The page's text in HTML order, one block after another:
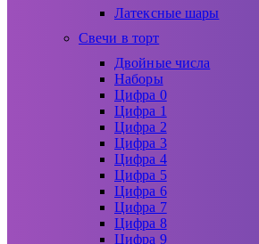
Латексные шары
Свечи в торт
Двойные числа
Наборы
Цифра 0
Цифра 1
Цифра 2
Цифра 3
Цифра 4
Цифра 5
Цифра 6
Цифра 7
Цифра 8
Цифра 9